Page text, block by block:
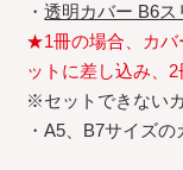
・透明カバー B6ス
★1冊の場合、カバ
ットに差し込み、
※セットできない
・A5、B7サイズの